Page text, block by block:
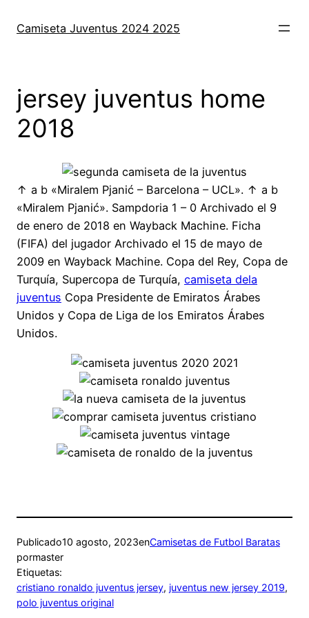
Camiseta Juventus 2024 2025
jersey juventus home
2018
↑ a b «Miralem Pjanić – Barcelona – UCL». ↑ a b
«Miralem Pjanić». Sampdoria 1 – 0 Archivado el 9
de enero de 2018 en Wayback Machine. Ficha
(FIFA) del jugador Archivado el 15 de mayo de
2009 en Wayback Machine. Copa del Rey, Copa de
Turquía, Supercopa de Turquía, camiseta dela
juventus Copa Presidente de Emiratos Árabes
Unidos y Copa de Liga de los Emiratos Árabes
Unidos.
Publicado10 agosto, 2023enCamisetas de Futbol Baratas
pormaster
Etiquetas:
cristiano ronaldo juventus jersey, juventus new jersey 2019
polo juventus original